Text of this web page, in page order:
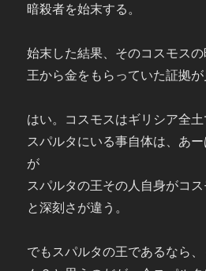
暗殺者を始末する。
始末した結果、そのコスモス
王から金をもらっていた証拠が
はい。コスモスはギリシア全
スパルタにいる事自体は、あ
が
スパルタの王その人自身がコ
と深刻さが違う。
でもスパルタの王であるなら